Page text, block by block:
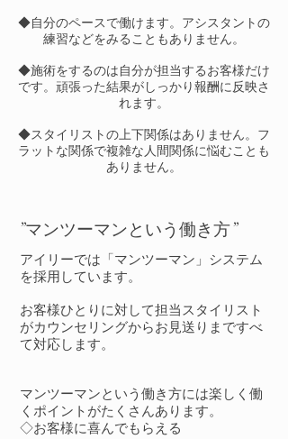
◆自分のペースで働けます。アシスタントの
練習などをみることもありません。
◆施術をするのは自分が担当するお客様だけ
です。頑張った結果がしっかり報酬に反映さ
れます。
​◆スタイリストの上下関係はありません。フ
ラットな関係で複雑な人間関係に悩むことも
ありません。
​”マンツーマンという働き方”
​アイリーでは「マンツーマン」システム
を採用しています。
お客様ひとりに対して担当スタイリスト
がカウンセリングからお見送りまですべ
て対応します。
マンツーマンという働き方には楽しく働
くポイントがたくさんあります。
​◇お客様に喜んでもらえる